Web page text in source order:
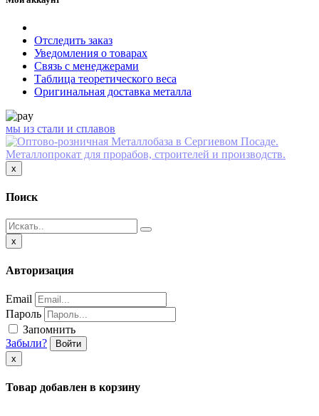
Отследить заказ
Уведомления о товарах
Связь с менеджерами
Таблица теоретического веса
Оригинальная доставка металла
мы из стали и сплавов
x
Поиск
x
Авторизация
Email
Пароль
Запомнить
Забыли?
Войти
х
Товар добавлен в корзину